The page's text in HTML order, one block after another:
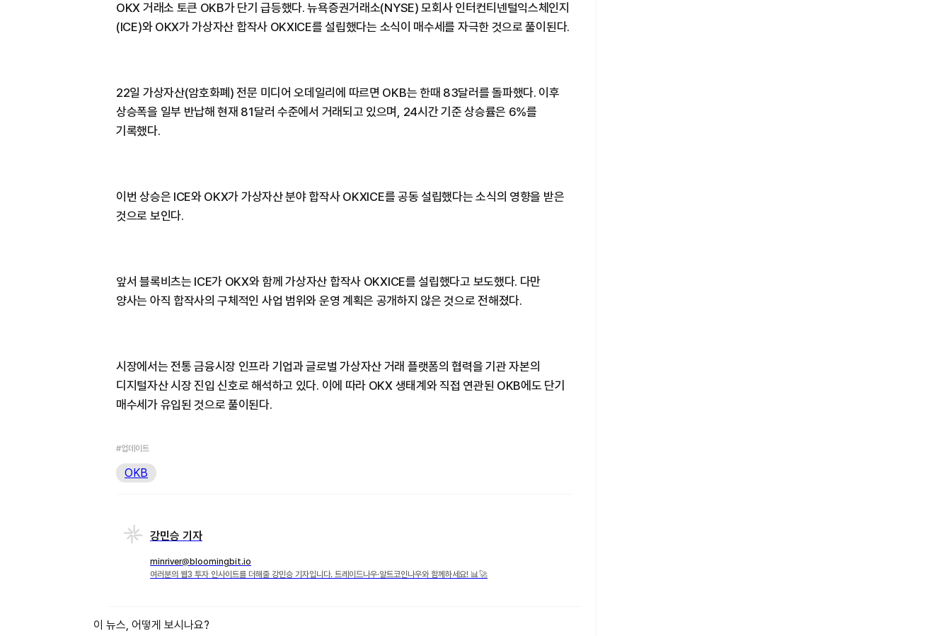
OKX 거래소 토큰 OKB가 단기 급등했다. 뉴욕증권거래소(NYSE) 모회사 인터컨티넨털익스체인지
(ICE)와 OKX가 가상자산 합작사 OKXICE를 설립했다는 소식이 매수세를 자극한 것으로 풀이된다.
22일 가상자산(암호화폐) 전문 미디어 오데일리에 따르면 OKB는 한때 83달러를 돌파했다. 이후
상승폭을 일부 반납해 현재 81달러 수준에서 거래되고 있으며, 24시간 기준 상승률은 6%를
기록했다.
이번 상승은 ICE와 OKX가 가상자산 분야 합작사 OKXICE를 공동 설립했다는 소식의 영향을 받은
것으로 보인다.
앞서 블록비츠는 ICE가 OKX와 함께 가상자산 합작사 OKXICE를 설립했다고 보도했다. 다만
양사는 아직 합작사의 구체적인 사업 범위와 운영 계획은 공개하지 않은 것으로 전해졌다.
시장에서는 전통 금융시장 인프라 기업과 글로벌 가상자산 거래 플랫폼의 협력을 기관 자본의
디지털자산 시장 진입 신호로 해석하고 있다. 이에 따라 OKX 생태계와 직접 연관된 OKB에도 단기
매수세가 유입된 것으로 풀이된다.
#업데이트
OKB
강민승 기자
minriver@bloomingbit.io
여러분의 웹3 투자 인사이트를 더해줄 강민승 기자입니다. 트레이드나우·알트코인나우와 함께하세요! 📊🚀
이 뉴스, 어떻게 보시나요?